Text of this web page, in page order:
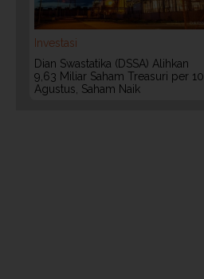
Investasi
Dian Swastatika (DSSA) Alihkan
9,63 Miliar Saham Treasuri per 10
Agustus, Saham Naik